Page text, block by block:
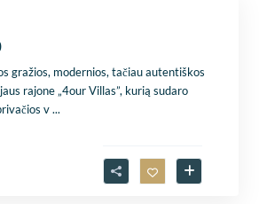
gražios, modernios, tačiau autentiškos
rajone „4our Villas”, kurią sudaro
v...